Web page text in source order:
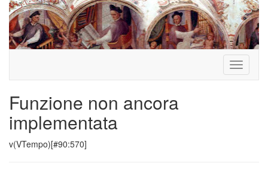
Toggle
Funzione non ancora
implementata
v(VTempo)[#90:570]